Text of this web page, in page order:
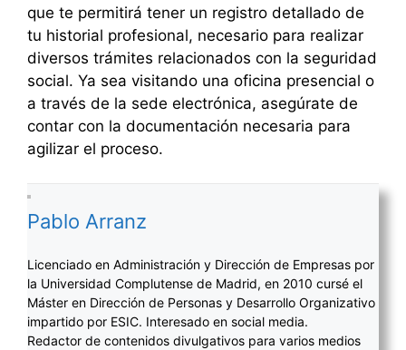
que te permitirá tener un registro detallado de
tu historial profesional, necesario para realizar
diversos trámites relacionados con la seguridad
social. Ya sea visitando una oficina presencial o
a través de la sede electrónica, asegúrate de
contar con la documentación necesaria para
agilizar el proceso.
Pablo Arranz
Licenciado en Administración y Dirección de Empresas por
la Universidad Complutense de Madrid, en 2010 cursé el
Máster en Dirección de Personas y Desarrollo Organizativo
impartido por ESIC. Interesado en social media.
Redactor de contenidos divulgativos para varios medios